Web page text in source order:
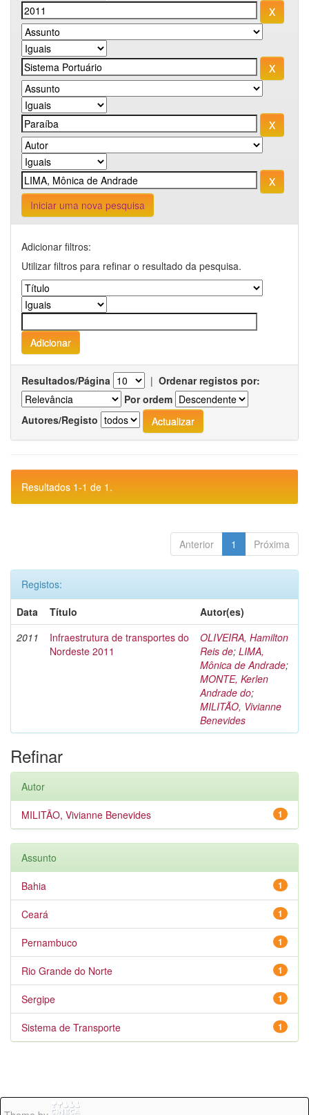
Iniciar uma nova pesquisa
Adicionar filtros:
Utilizar filtros para refinar o resultado da pesquisa.
Resultados/Página | Ordenar registos por:
Por ordem
Autores/Registo
Resultados 1-1 de 1.
Anterior 1 Próxima
Registos:
Data
Título
Autor(es)
2011
Infraestrutura de transportes do
Nordeste 2011
OLIVEIRA, Hamilton
Reis de; LIMA,
Mônica de Andrade;
MONTE, Kerlen
Andrade do;
MILITÃO, Vivianne
Benevides
Refinar
Autor
1
MILITÃO, Vivianne Benevides
Assunto
1
Bahia
1
Ceará
1
Pernambuco
1
Rio Grande do Norte
1
Sergipe
1
Sistema de Transporte